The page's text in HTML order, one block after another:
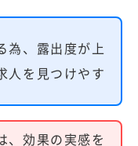
為、露出度が上
人を見つけやす
、効果の実感を